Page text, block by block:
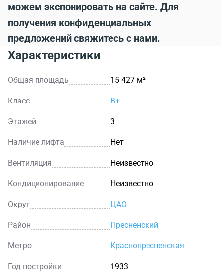
можем экспонировать на сайте. Для
получения конфиденциальных
предложений свяжитесь с нами.
Характеристики
Общая площадь 15 427 м²
Класс B+
Этажей 3
Наличие лифта Нет
Вентиляция Неизвестно
Кондиционирование Неизвестно
Округ ЦАО
Район Пресненский
Метро Краснопресненская
Год постройки 1933